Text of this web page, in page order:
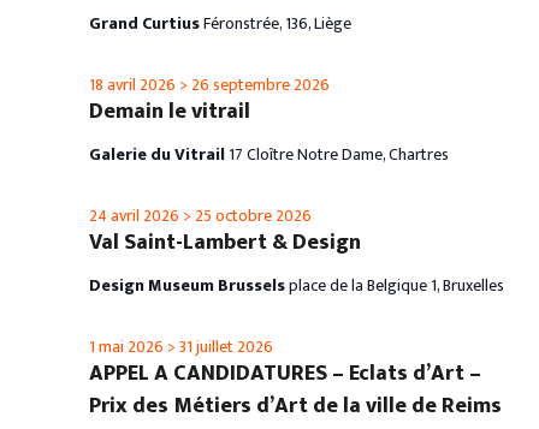
Grand CurtiusFéronstrée, 136, Liège
Demain le vitrail
18 avril 2026 > 26 septembre 2026
Galerie du Vitrail17 Cloître Notre Dame, Chartres
Val Saint-Lambert & Design
24 avril 2026 > 25 octobre 2026
Design Museum Brusselsplace de la Belgique 1, Bruxelles
APPEL A CANDIDATURES – Eclats d’Art –
Prix des Métiers d’Art de la ville de Reims
1 mai 2026 >31 juillet 2026